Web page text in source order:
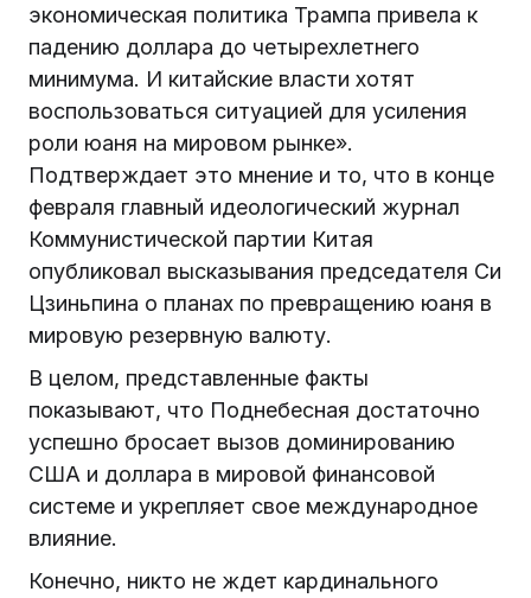
экономическая политика Трампа привела к
падению доллара до четырехлетнего
минимума. И китайские власти хотят
воспользоваться ситуацией для усиления
роли юаня на мировом рынке».
Подтверждает это мнение и то, что в конце
февраля главный идеологический журнал
Коммунистической партии Китая
опубликовал высказывания председателя Си
Цзиньпина о планах по превращению юаня в
мировую резервную валюту.
В целом, представленные факты
показывают, что Поднебесная достаточно
успешно бросает вызов доминированию
США и доллара в мировой финансовой
системе и укрепляет свое международное
влияние.
Конечно, никто не ждет кардинального